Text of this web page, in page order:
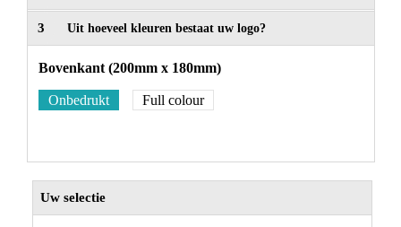
3 Uit hoeveel kleuren bestaat uw logo?
Bovenkant (200mm x 180mm)
Onbedrukt Full colour
Uw selectie